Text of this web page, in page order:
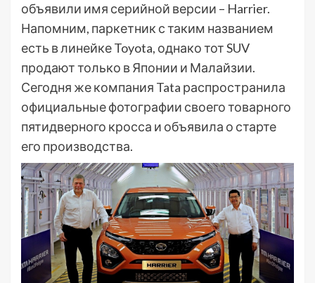
объявили имя серийной версии – Harrier.
Напомним, паркетник с таким названием
есть в линейке Toyota, однако тот SUV
продают только в Японии и Малайзии.
Сегодня же компания Tata распространила
официальные фотографии своего товарного
пятидверного кросса и объявила о старте
его производства.